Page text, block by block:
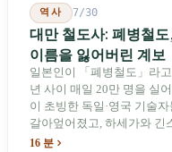
역사 7/30
대만 철도사: 폐병철
이름을 잃어버린 계보
일본인이 「폐병철도」라
년 사이 매일 20만 명을 실
이 초빙한 독일·영국 기술
갈아엎어졌고, 하세가와 긴
이름과 번호가 바뀌었다. 세
16 분